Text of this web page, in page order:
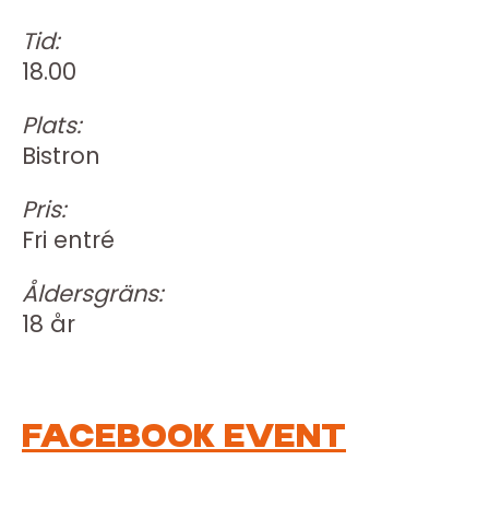
Tid:
18.00
Plats:
Bistron
Pris:
Fri entré
Åldersgräns:
18 år
FACEBOOK EVENT